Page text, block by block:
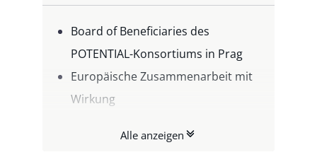
Board of Beneficiaries des
POTENTIAL-Konsortiums in Prag
Europäische Zusammenarbeit mit
Wirkung
live demonstriert
Alle anzeigen